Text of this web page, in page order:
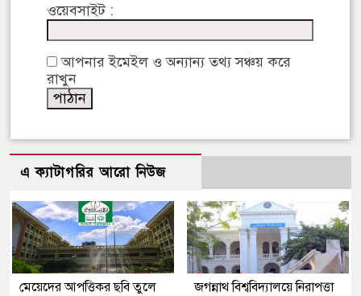
ওয়েবসাইট :
আপনার ইমেইল ও অন্যান্য তথ্য সঞ্চয় করে
রাখুন
এ ক্যাটাগরির আরো নিউজ
মেয়েদের আপত্তিকর ছবি তুলে
জগন্নাথ বিশ্ববিদ্যালয়ে নিরাপত্তা